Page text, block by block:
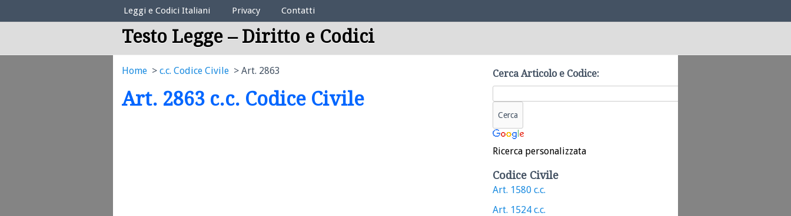
Elenco Codici Legali
Leggi e Codici Italiani Privacy Contatti
Testo Legge – Diritto e Codici
Home c.c. Codice Civile Art. 2863
Art. 2863 c.c. Codice Civile
Cerca Articolo e Codice:
Ricerca personalizzata
Codice Civile
Art. 1580 c.c.
Art. 1524 c.c.